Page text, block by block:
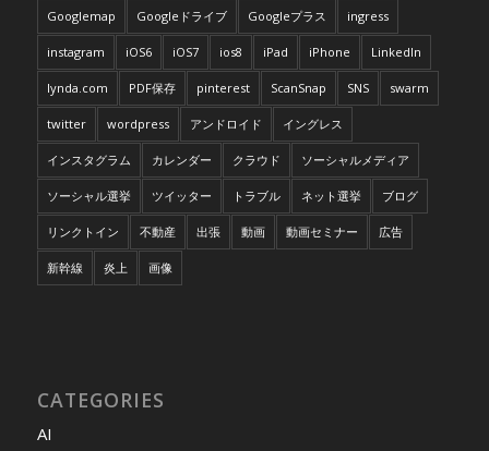
Googlemap Googleドライブ Googleプラス ingress
instagram iOS6 iOS7 ios8 iPad iPhone LinkedIn
lynda.com PDF保存 pinterest ScanSnap SNS swarm
twitter wordpress アンドロイド イングレス
インスタグラム カレンダー クラウド ソーシャルメディア
ソーシャル選挙 ツイッター トラブル ネット選挙 ブログ
リンクトイン 不動産 出張 動画 動画セミナー 広告
新幹線 炎上 画像
CATEGORIES
AI